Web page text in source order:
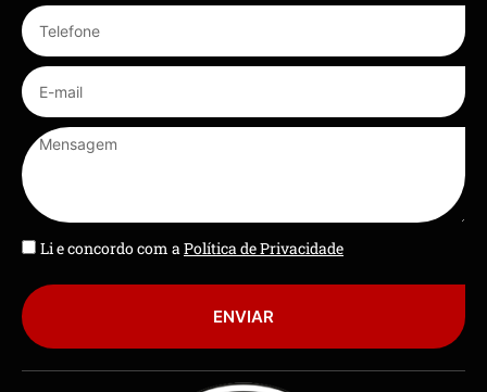
Li e concordo com aPolítica de Privacidade
ENVIAR